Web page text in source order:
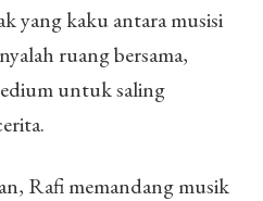
yang kaku antara musisi
ruang bersama,
untuk saling
Rafi memandang musik